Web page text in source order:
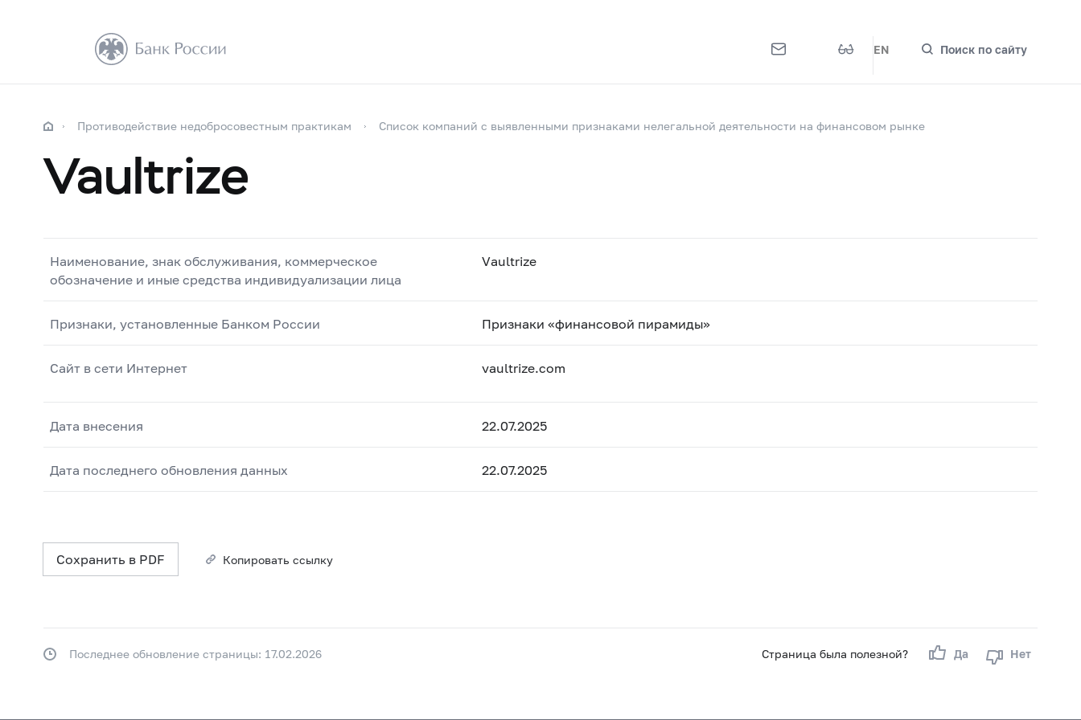
EN Поиск по сайту
Противодействие недобросовестным практикам Список компаний с выявленными признаками нелегальной деятельности на финансовом рынке
Vaultrize
Наименование, знак обслуживания, коммерческое
обозначение и иные средства индивидуализации лица
Vaultrize
Признаки, установленные Банком России Признаки «финансовой пирамиды»
Сайт в сети Интернет vaultrize.com
Дата внесения 22.07.2025
Дата последнего обновления данных 22.07.2025
Сохранить в PDF Копировать ссылку
Страница была полезной? Да Нет
Последнее обновление страницы: 17.02.2026